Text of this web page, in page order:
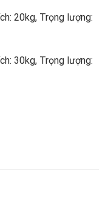
20kg, Trọng lượng:
30kg, Trọng lượng: